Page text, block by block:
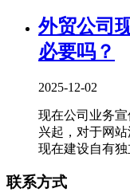
外贸公司
必要吗？
2025-12-02
现在公司业务
兴起，对于网
现在建设自有
联系方式